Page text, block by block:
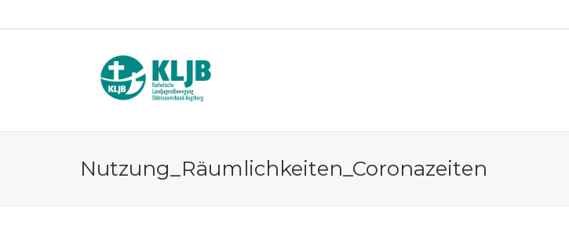
Nutzung_Räumlichkeiten_Coronazeiten